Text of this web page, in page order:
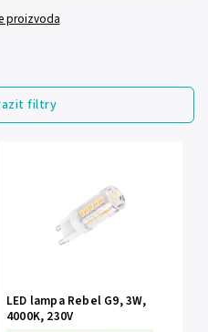
proizvoda
LED lampa Rebel G9, 3W,
4000K, 230V